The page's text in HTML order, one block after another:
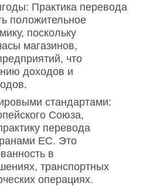
Практика перевода
положительное
поскольку
магазинов,
что
доходов и
стандартами:
Союза,
перевода
ЕС. Это
в
транспортных
операциях.